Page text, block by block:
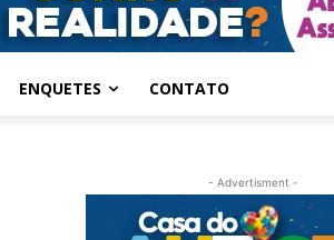
ENQUETES CONTATO
- Advertisment -